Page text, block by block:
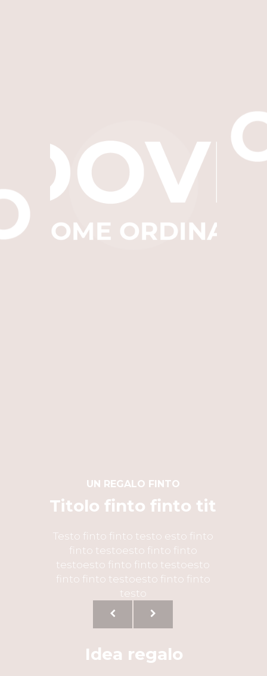
Idea regalo
Titolo finto finto tit
UN REGALO FINTO
Testo finto finto testo esto finto
finto testoesto finto finto
testoesto finto finto testoesto
finto finto testoesto finto finto
testo